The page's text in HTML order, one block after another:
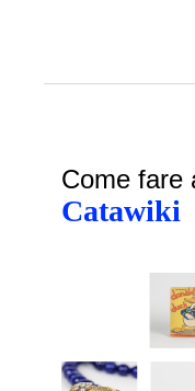
Come fare
Catawiki